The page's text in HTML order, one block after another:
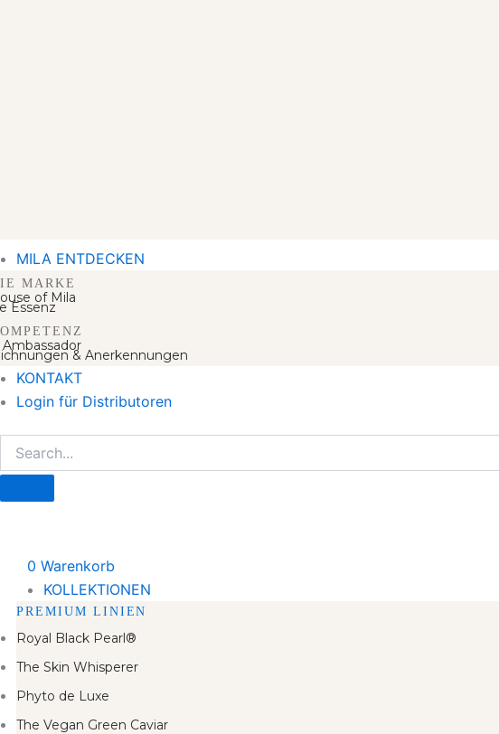
MILA ENTDECKEN
MARKE
of Mila
Essenz
& Anerkennungen
KONTAKT
Login für Distributoren
0 Warenkorb
KOLLEKTIONEN
PREMIUM LINIEN
Royal Black Pearl®
The Skin Whisperer
Phyto de Luxe
The Vegan Green Caviar